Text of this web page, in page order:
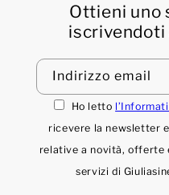
Ottieni uno
Indirizzo email
Ho letto
ricevere la newsletter
relative a novità, offerte
servizi di